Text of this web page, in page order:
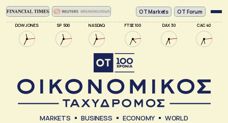
DOW JONES SP 500 NASDAQ FTSE 100 DAX 30 CAC 40
ΟΤ Markets OT Forum
MARKETS BUSINESS ECONOMY WORLD